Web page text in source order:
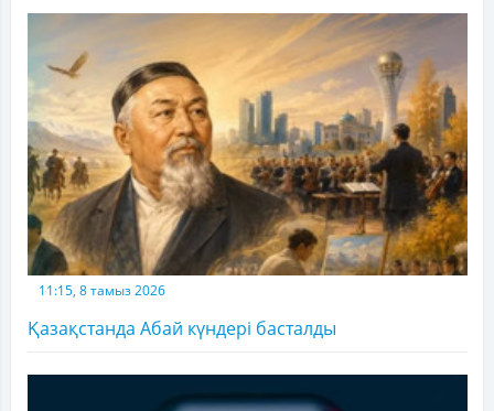
11:15, 8 тамыз 2026
Қазақстанда Абай күндері басталды